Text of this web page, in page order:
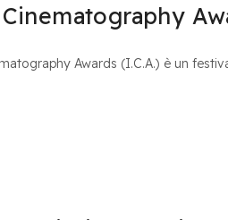
Awards (I.C.A.) è un